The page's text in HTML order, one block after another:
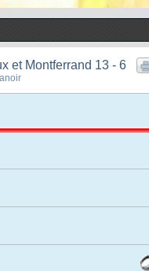
et Montferrand 13 - 6